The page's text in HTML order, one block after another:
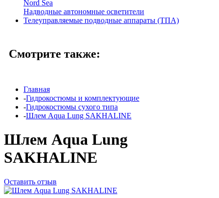
Nord Sea
Надводные автономные осветители
Телеуправляемые подводные аппараты (ТПА)
Смотрите также:
Главная
-Гидрокостюмы и комплектующие
-Гидрокостюмы сухого типа
-Шлем Aqua Lung SAKHALINE
Шлем Aqua Lung
SAKHALINE
Оставить отзыв